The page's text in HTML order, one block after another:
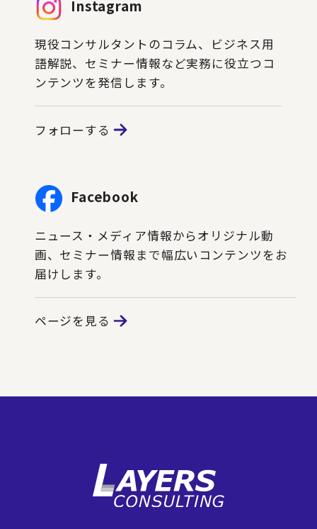
Instagram
現役コンサルタントのコラム、ビジネス用
語解説、セミナー情報など実務に役立つコ
ンテンツを発信します。
フォローする
Facebook
ニュース・メディア情報からオリジナル動
画、セミナー情報まで幅広いコンテンツをお
届けします。
ページを見る